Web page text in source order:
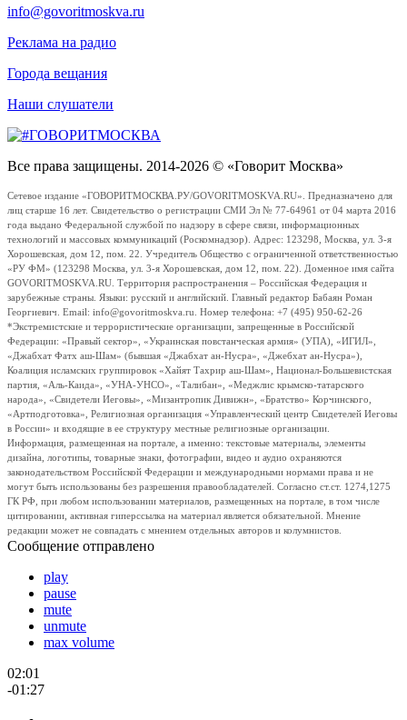
info@govoritmoskva.ru
Реклама на радио
Города вещания
Наши слушатели
Все права защищены. 2014-2026 © «Говорит Москва»
Сетевое издание «ГОВОРИТМОСКВА.РУ/GOVORITMOSKVA.RU». Предназначено для
лиц старше 16 лет. Свидетельство о регистрации СМИ Эл № 77-64961 от 04 марта 2016
года выдано Федеральной службой по надзору в сфере связи, информационных
технологий и массовых коммуникаций (Роскомнадзор). Адрес: 123298, Москва, ул. 3-я
Хорошевская, дом 12, пом. 22. Учредитель Общество с ограниченной ответственностью
«РУ ФМ» (123298 Москва, ул. 3-я Хорошевская, дом 12, пом. 22). Доменное имя сайта
GOVORITMOSKVA.RU. Территория распространения – Российская Федерация и
зарубежные страны. Языки: русский и английский. Главный редактор Бабаян Роман
Георгиевич. Email: info@govoritmoskva.ru. Номер телефона: +7 (495) 950-62-26
*Экстремистские и террористические организации, запрещенные в Российской
Федерации: «Правый сектор», «Украинская повстанческая армия» (УПА), «ИГИЛ»,
«Джабхат Фатх аш-Шам» (бывшая «Джабхат ан-Нусра», «Джебхат ан-Нусра»),
Коалиция исламских группировок «Хайят Тахрир аш-Шам», Национал-Большевистская
партия, «Аль-Каида», «УНА-УНСО», «Талибан», «Меджлис крымско-татарского
народа», «Свидетели Иеговы», «Мизантропик Дивижн», «Братство» Корчинского,
«Артподготовка», Религиозная организация «Управленческий центр Свидетелей Иеговы
в России» и входящие в ее структуру местные религиозные организации.
Информация, размещенная на портале, а именно: текстовые материалы, элементы
дизайна, логотипы, товарные знаки, фотографии, видео и аудио охраняются
законодательством Российской Федерации и международными нормами права и не
могут быть использованы без разрешения правообладателей. Согласно ст.ст. 1274,1275
ГК РФ, при любом использовании материалов, размещенных на портале, в том числе
цитировании, активная гиперссылка на материал является обязательной. Мнение
редакции может не совпадать с мнением отдельных авторов и колумнистов.
Сообщение отправлено
play
pause
mute
unmute
max volume
02:01
-01:27